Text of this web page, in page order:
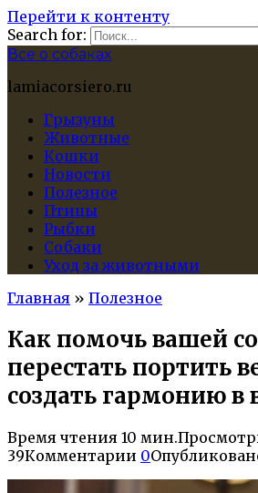
Перейти к контенту
Search for:
Все о собаках
lamiacorsiero.ru
Грызуны
Животные
Кошки
Новости
Полезное
Птицы
Рыбки
Собаки
Уход за животными
Главная » Полезное
Как помочь вашей
перестать портить
создать гармонию
Время чтения 10 мин.
39Комментарии 0